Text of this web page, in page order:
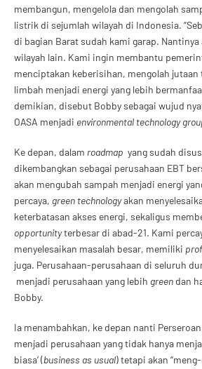
membangun, mengelola dan mengolah
listrik di sejumlah wilayah di Indonesia.
di bagian Barat sudah kami garap. Nantinya
wilayah lain. Kami ingin membantu
menciptakan keberisihan, mengolah jutaan
limbah menjadi energi yang lebih
demikian, disebut Bobby sebagai wujud
OASA menjadi environmental technology
Ke depan, dalam roadmap yang sudah
dikembangkan sebagai perusahaan EBT
akan mengubah sampah menjadi energi
percaya, green technologyakan
keterbatasan akses energi, sekaligus
opportunityterbesar di abad-21. Kami
menyelesaikan masalah besar, memiliki
juga. Perusahaan-perusahaan di seluruh
menjadi perusahaan yang lebih green dan
Bobby.
Ia menambahkan, ke depan nanti
menjadi perusahaan yang tidak hanya
biasa’ (business as usual) tetapi akan “meng-